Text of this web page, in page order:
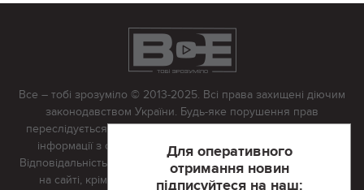
Для оперативного
отримання новин
підписуйтеся на наш:
Все – тобі зрозуміло © 2013-2025. Всі права захищені діючим
законодавством України. Будь-яке порушення прав
переслідується в судовому порядку. Будь-яке відтворення
інформації з сайту тільки з письмово дозволу редакції.
Відповідальність за достовірність усіх матеріалів, розміщених
на сайті, крім матеріалів, які містять посилання на інші